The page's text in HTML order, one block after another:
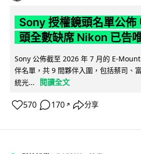
Sony 授權鏡頭名單公佈
頭全數缺席 Nikon 已告
Sony 公佈截至 2026 年 7 月的 E-
伴名單，共 9 間夥伴入圍，包括蔡司、
統光...
閱讀全文
570 170 ↗ 分享